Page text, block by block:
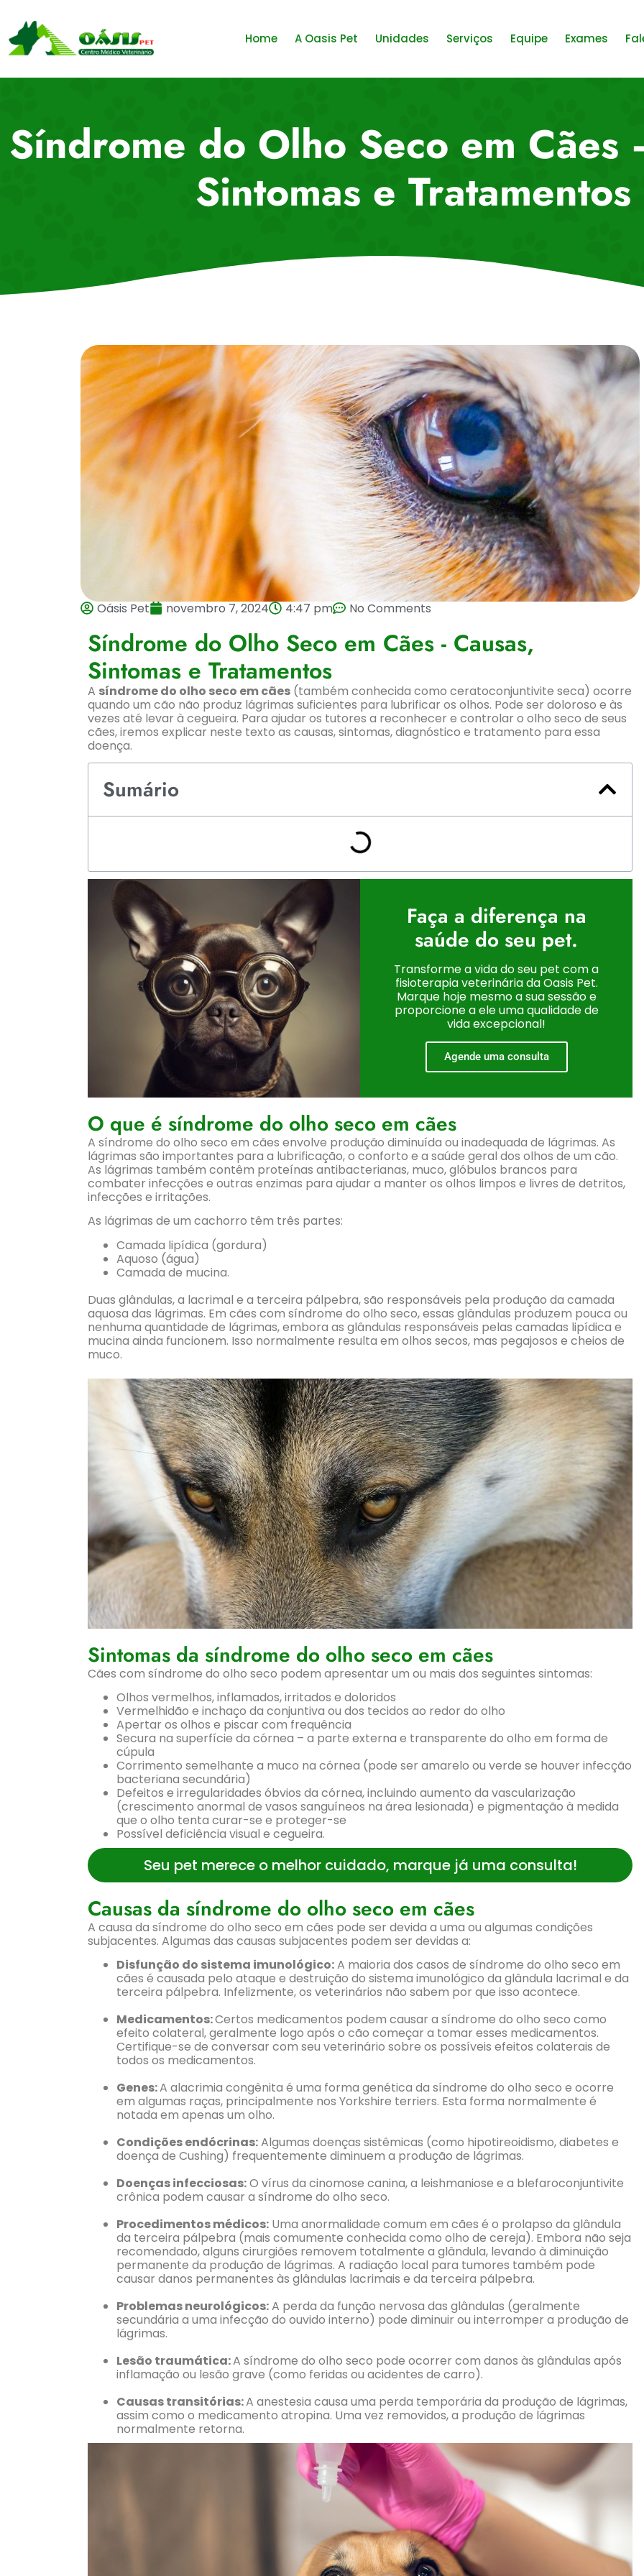
Home A Oasis Pet Unidades Serviços Equipe Exames
Síndrome do Olho Seco em Cães
Sintomas e Tratamentos
Oásis Pet novembro 7, 2024 4:47 pm No Comments
Síndrome do Olho Seco em Cães - Causas,
Sintomas e Tratamentos
A síndrome do olho seco em cães (também conhecida como ceratoconjuntivite seca) ocorre
quando um cão não produz lágrimas suficientes para lubrificar os olhos. Pode ser doloroso e às
vezes até levar à cegueira. Para ajudar os tutores a reconhecer e controlar o olho seco de seus
cães, iremos explicar neste texto as causas, sintomas, diagnóstico e tratamento para essa
doença.
Sumário
Faça a diferença na
saúde do seu pet.
Transforme a vida do seu pet com a
fisioterapia veterinária da Oasis Pet.
Marque hoje mesmo a sua sessão e
proporcione a ele uma qualidade de
vida excepcional!
Agende uma consulta
O que é síndrome do olho seco em cães
A síndrome do olho seco em cães envolve produção diminuída ou inadequada de lágrimas. As
lágrimas são importantes para a lubrificação, o conforto e a saúde geral dos olhos de um cão.
As lágrimas também contêm proteínas antibacterianas, muco, glóbulos brancos para
combater infecções e outras enzimas para ajudar a manter os olhos limpos e livres de detritos,
infecções e irritações.
As lágrimas de um cachorro têm três partes:
Camada lipídica (gordura)
Aquoso (água)
Camada de mucina.
Duas glândulas, a lacrimal e a terceira pálpebra, são responsáveis pela produção da camada
aquosa das lágrimas. Em cães com síndrome do olho seco, essas glândulas produzem pouca ou
nenhuma quantidade de lágrimas, embora as glândulas responsáveis pelas camadas lipídica e
mucina ainda funcionem. Isso normalmente resulta em olhos secos, mas pegajosos e cheios de
muco.
Sintomas da síndrome do olho seco em cães
Cães com síndrome do olho seco podem apresentar um ou mais dos seguintes sintomas:
Olhos vermelhos, inflamados, irritados e doloridos
Vermelhidão e inchaço da conjuntiva ou dos tecidos ao redor do olho
Apertar os olhos e piscar com frequência
Secura na superfície da córnea – a parte externa e transparente do olho em forma de
cúpula
Corrimento semelhante a muco na córnea (pode ser amarelo ou verde se houver infecção
bacteriana secundária)
Defeitos e irregularidades óbvios da córnea, incluindo aumento da vascularização
(crescimento anormal de vasos sanguíneos na área lesionada) e pigmentação à medida
que o olho tenta curar-se e proteger-se
Possível deficiência visual e cegueira.
Seu pet merece o melhor cuidado, marque já uma consulta!
Causas da síndrome do olho seco em cães
A causa da síndrome do olho seco em cães pode ser devida a uma ou algumas condições
subjacentes. Algumas das causas subjacentes podem ser devidas a:
Disfunção do sistema imunológico:A maioria dos casos de síndrome do olho seco em
cães é causada pelo ataque e destruição do sistema imunológico da glândula lacrimal e da
terceira pálpebra. Infelizmente, os veterinários não sabem por que isso acontece.
Medicamentos:Certos medicamentos podem causar a síndrome do olho seco como
efeito colateral, geralmente logo após o cão começar a tomar esses medicamentos.
Certifique-se de conversar com seu veterinário sobre os possíveis efeitos colaterais de
todos os medicamentos.
Genes:A alacrimia congênita é uma forma genética da síndrome do olho seco e ocorre
em algumas raças, principalmente nos Yorkshire terriers. Esta forma normalmente é
notada em apenas um olho.
Condições endócrinas:Algumas doenças sistêmicas (como hipotireoidismo, diabetes e
doença de Cushing) frequentemente diminuem a produção de lágrimas.
Doenças infecciosas:O vírus da cinomose canina, a leishmaniose e a blefaroconjuntivite
crônica podem causar a síndrome do olho seco.
Procedimentos médicos: Uma anormalidade comum em cães é o prolapso da glândula
da terceira pálpebra (mais comumente conhecida como olho de cereja). Embora não seja
recomendado, alguns cirurgiões removem totalmente a glândula, levando à diminuição
permanente da produção de lágrimas. A radiação local para tumores também pode
causar danos permanentes às glândulas lacrimais e da terceira pálpebra.
Problemas neurológicos:A perda da função nervosa das glândulas (geralmente
secundária a uma infecção do ouvido interno) pode diminuir ou interromper a produção de
lágrimas.
Lesão traumática:A síndrome do olho seco pode ocorrer com danos às glândulas após
inflamação ou lesão grave (como feridas ou acidentes de carro).
Causas transitórias:A anestesia causa uma perda temporária da produção de lágrimas,
assim como o medicamento atropina. Uma vez removidos, a produção de lágrimas
normalmente retorna.